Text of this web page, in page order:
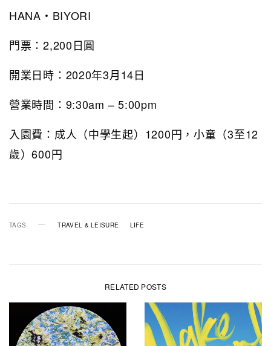
HANA・BIYORI
門票：2,200日圓
開業日時：2020年3月14日
營業時間：9:30am – 5:00pm
入園費：成人（中學生起）1200円，小童（3至12
歲）600円
TAGS TRAVEL & LEISURE LIFE
RELATED POSTS